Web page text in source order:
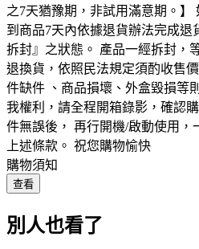
之7天猶豫期，非試用滿意期。】
到商品7天內依據退貨辦法完成退
拆封』之狀態。 產品一經拆封，
退換貨，依照民法規定須酌收售
件缺件 、商品損壞、外盒毀損等
我權利，請全程開箱錄影，確認
件無誤後， 再行開機/啟動使用，
上述條款。 祝您購物愉快
購物須知
查看
別人也看了